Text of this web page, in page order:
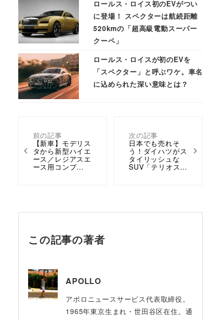
前の記事
【新車】モデリス
タから新型ハイエ
ース／レジアスエ
ース用コンプ…
次の記事
日本でも売れそ
う！ダイハツがス
タイリッシュな
SUV「テリオス…
ロールス・ロイス初のEVがつい
に登場！ スペクターは航続距離
520kmの「超高級電動スーパー
クーペ」
ロールス・ロイスが初のEVを
「スペクター」と呼ぶワケ。車名
に込められた深い意味とは？
この記事の著者
APOLLO
アポロニュースサービス代表取締役。
1965年東京生まれ・世田谷区在住。通